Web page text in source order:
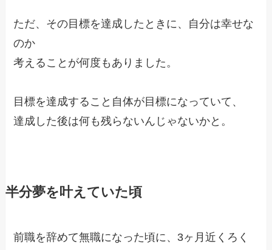
ただ、その目標を達成したときに、自分は幸せな
のか
考えることが何度もありました。
目標を達成すること自体が目標になっていて、
達成した後は何も残らないんじゃないかと。
半分夢を叶えていた頃
前職を辞めて無職になった頃に、3ヶ月近くろく